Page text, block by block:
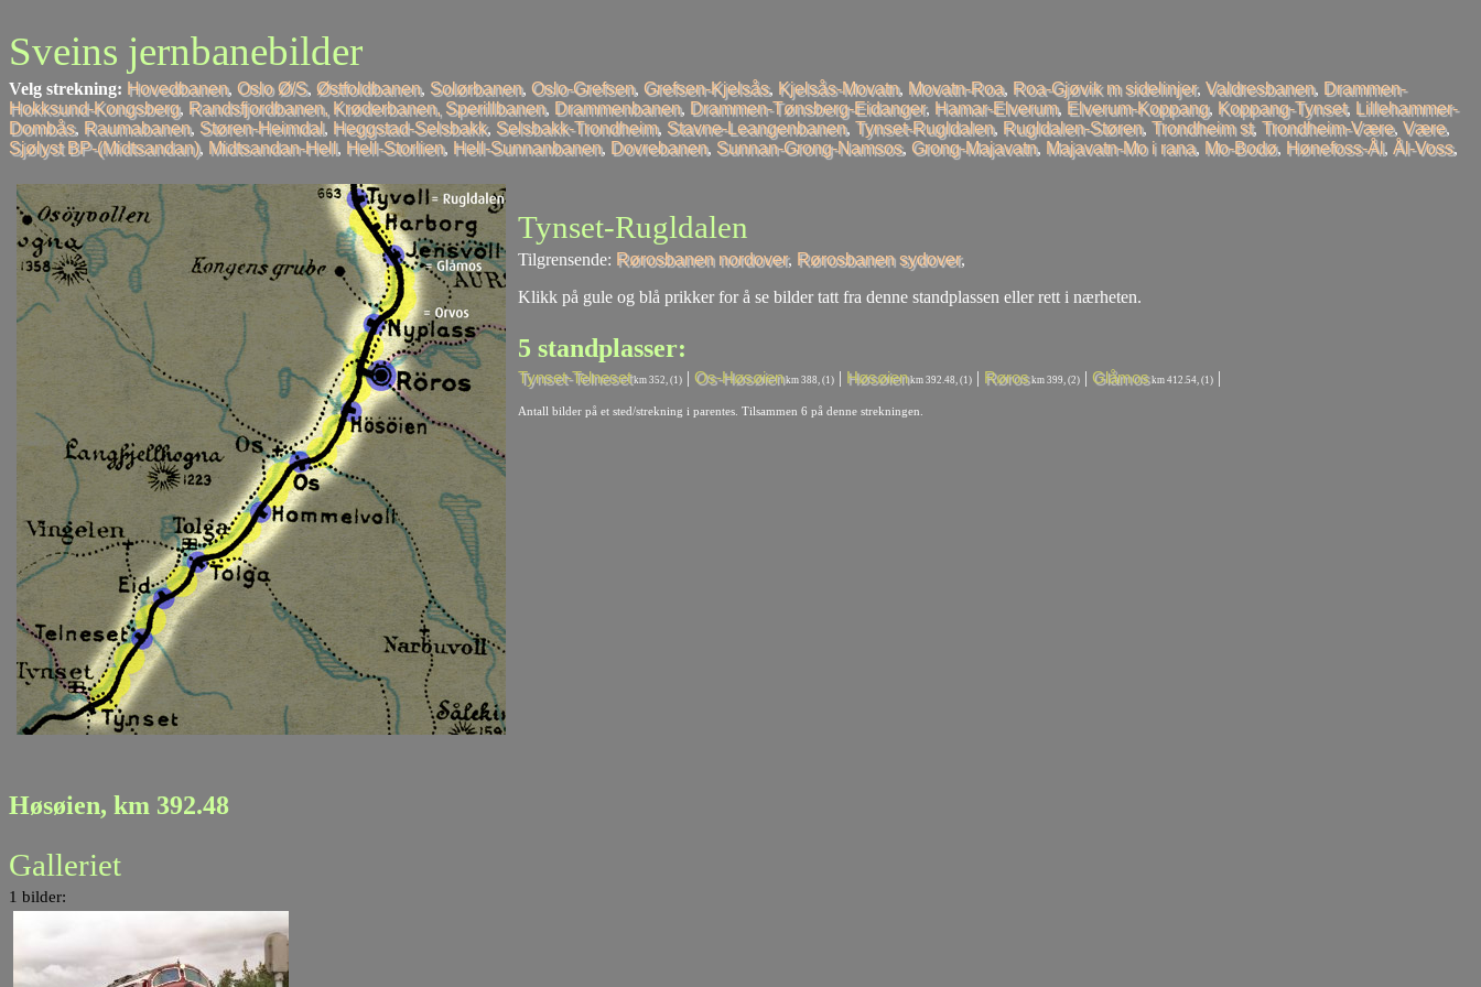
Sveins jernbanebilder
Velg strekning: Hovedbanen, Oslo Ø/S, Østfoldbanen, Solørbanen, Oslo-Grefsen, Grefsen-Kjelsås, Kjelsås-Movatn, Movatn-Roa, Roa-Gjøvik m sidelinjer, Valdresbanen, Drammen-
Hokksund-Kongsberg, Randsfjordbanen, Krøderbanen, Sperillbanen, Drammenbanen, Drammen-Tønsberg-Eidanger, Hamar-Elverum, Elverum-Koppang, Koppang-Tynset, Lillehammer-
Dombås, Raumabanen, Støren-Heimdal, Heggstad-Selsbakk, Selsbakk-Trondheim, Stavne-Leangenbanen, Tynset-Rugldalen, Rugldalen-Støren, Trondheim st, Trondheim-Være, Være,
Sjølyst BP-(Midtsandan), Midtsandan-Hell, Hell-Storlien, Hell-Sunnanbanen, Dovrebanen, Sunnan-Grong-Namsos, Grong-Majavatn, Majavatn-Mo i rana, Mo-Bodø, Hønefoss-Ål, Ål-Voss,
Tynset-Rugldalen
Tilgrensende: Rørosbanen nordover, Rørosbanen sydover,
Klikk på gule og blå prikker for å se bilder tatt fra denne standplassen eller rett i nærheten.
5 standplasser:
Tynset-Telnesetkm 352, (1) | Os-Høsøienkm 388, (1) | Høsøienkm 392.48, (1) | Røroskm 399, (2) | Glåmoskm 412.54, (1) |
Antall bilder på et sted/strekning i parentes. Tilsammen 6 på denne strekningen.
Høsøien, km 392.48
Galleriet
1 bilder: